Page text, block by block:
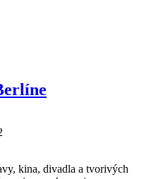
kina, divadla a tvorivých